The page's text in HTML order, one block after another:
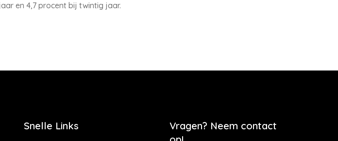
en 4,7 procent bij twintig jaar.
Snelle Links
Vragen? Neem contact